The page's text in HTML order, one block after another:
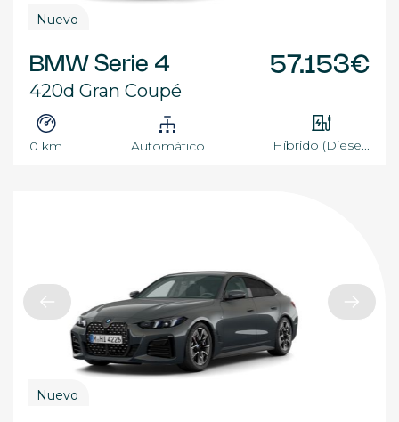
Nuevo
BMW Serie 4
420d Gran Coupé
57.153€
0 km Automático Híbrido (Diese...
Nuevo